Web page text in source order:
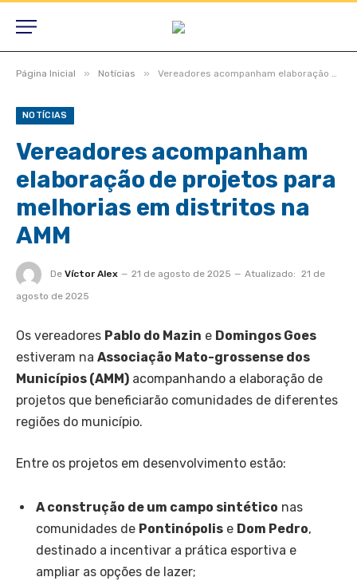
Página Inicial » Notícias » Vereadores acompanham elaboração de projetos para melhorias em distritos na AMM
NOTÍCIAS
Vereadores acompanham
elaboração de projetos para
melhorias em distritos na
AMM
De Víctor Alex 21 de agosto de 2025 Atualizado: 21 de
agosto de 2025
Os vereadores Pablo do Mazin e Domingos Goes
estiveram na Associação Mato-grossense dos
Municípios (AMM) acompanhando a elaboração de
projetos que beneficiarão comunidades de diferentes
regiões do município.
Entre os projetos em desenvolvimento estão:
A construção de um campo sintético nas
comunidades de Pontinópolis e Dom Pedro,
destinado a incentivar a prática esportiva e
ampliar as opções de lazer;